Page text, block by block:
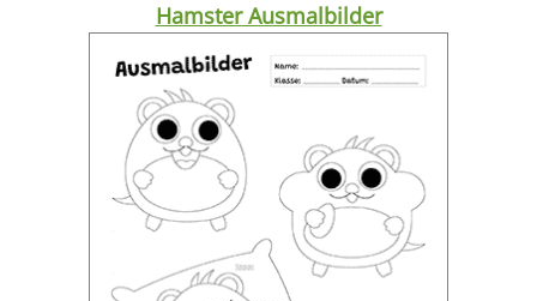
Hamster Ausmalbilder